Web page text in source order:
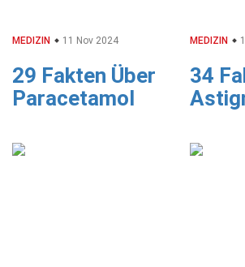
MEDIZIN 11 Nov 2024
29 Fakten Über
Paracetamol
MEDIZIN
34